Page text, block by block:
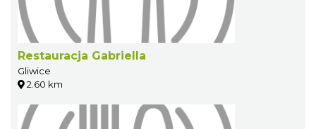
Restauracja Gabriella
Gliwice
2.60 km